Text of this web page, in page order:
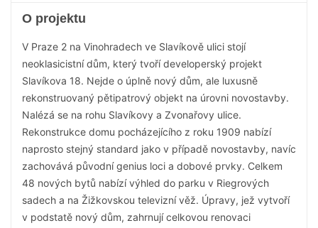
O projektu
V Praze 2 na Vinohradech ve Slavíkově ulici stojí
neoklasicistní dům, který tvoří developerský projekt
Slavíkova 18. Nejde o úplně nový dům, ale luxusně
rekonstruovaný pětipatrový objekt na úrovni novostavby.
Nalézá se na rohu Slavíkovy a Zvonařovy ulice.
Rekonstrukce domu pocházejícího z roku 1909 nabízí
naprosto stejný standard jako v případě novostavby, navíc
zachovává původní genius loci a dobové prvky. Celkem
48 nových bytů nabízí výhled do parku v Riegrových
sadech a na Žižkovskou televizní věž. Úpravy, jež vytvoří
v podstatě nový dům, zahrnují celkovou renovaci